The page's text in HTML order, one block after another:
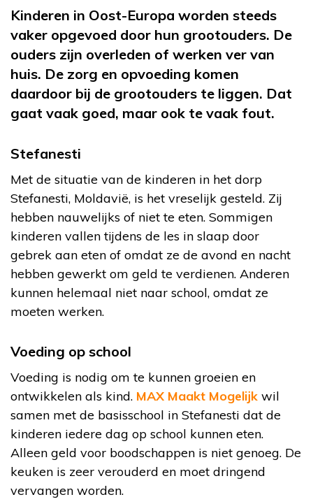
Kinderen in Oost-Europa worden steeds
vaker opgevoed door hun grootouders. De
ouders zijn overleden of werken ver van
huis. De zorg en opvoeding komen
daardoor bij de grootouders te liggen. Dat
gaat vaak goed, maar ook te vaak fout.
Stefanesti
Met de situatie van de kinderen in het dorp
Stefanesti, Moldavië, is het vreselijk gesteld. Zij
hebben nauwelijks of niet te eten. Sommigen
kinderen vallen tijdens de les in slaap door
gebrek aan eten of omdat ze de avond en nacht
hebben gewerkt om geld te verdienen. Anderen
kunnen helemaal niet naar school, omdat ze
moeten werken.
Voeding op school
Voeding is nodig om te kunnen groeien en
ontwikkelen als kind. MAX Maakt Mogelijk wil
samen met de basisschool in Stefanesti dat de
kinderen iedere dag op school kunnen eten.
Alleen geld voor boodschappen is niet genoeg. De
keuken is zeer verouderd en moet dringend
vervangen worden.